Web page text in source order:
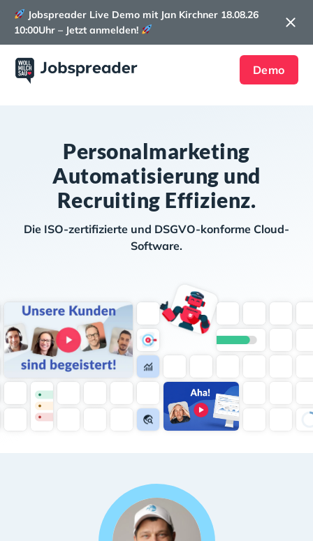
Jobspreader Live Demo mit Jan Kirchner 18.08.26
10:00Uhr – Jetzt anmelden!
Demo
Personalmarketing
Automatisierung und
Recruiting Effizienz.
Die ISO-zertifizierte und DSGVO-konforme Cloud-
Software.